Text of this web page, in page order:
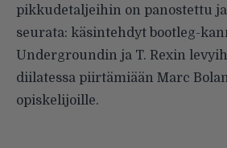
pikkudetaljeihin on panostettu
seurata: käsintehdyt bootleg-
Undergroundin ja T. Rexin
diilatessa piirtämiään Marc
opiskelijoille.